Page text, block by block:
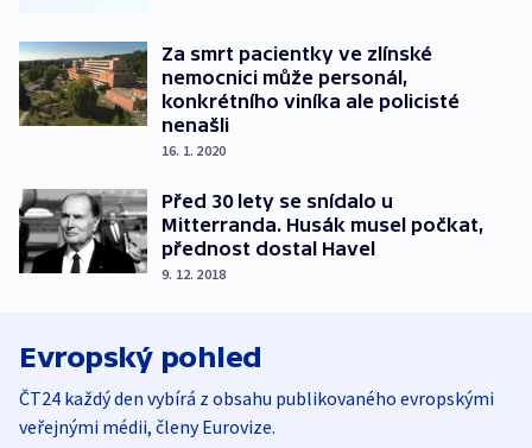
Za smrt pacientky ve zlínské
nemocnici může personál,
konkrétního viníka ale policisté
nenašli
16. 1. 2020
Před 30 lety se snídalo u
Mitterranda. Husák musel počkat,
přednost dostal Havel
9. 12. 2018
Evropský pohled
ČT24 každý den vybírá z obsahu publikovaného evropskými
veřejnými médii, členy Eurovize.